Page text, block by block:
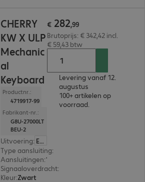
CHERRY
KW X ULP
Mechanic
al
Keyboard
Productnr.:
4719917-99
Fabrikant-nr.:
G8U-27000LT
BEU-2
Uitvoering: Europa (Engels)
Type aansluiting:
Aansluitingen:
Signaaloverdracht:
Kleur:Zwart
€ 282,99
Brutoprijs: € 342,42 incl.
€ 59,43 btw
Levering vanaf 12.
augustus
100+ artikelen op
voorraad.